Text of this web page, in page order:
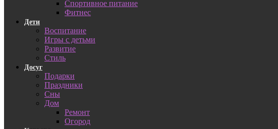
Спортивное питание
Фитнес
Дети
Воспитание
Игры с детьми
Развитие
Стиль
Досуг
Подарки
Праздники
Сны
Дом
Ремонт
Огород